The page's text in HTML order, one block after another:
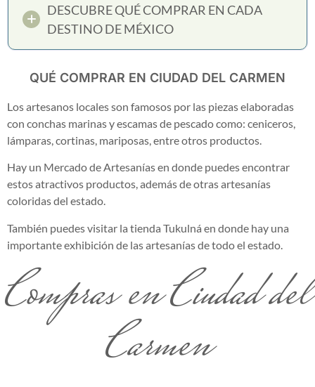
DESCUBRE QUÉ COMPRAR EN CADA
DESTINO DE MÉXICO
QUÉ COMPRAR EN CIUDAD DEL CARMEN
Los artesanos locales son famosos por las piezas elaboradas
con conchas marinas y escamas de pescado como: ceniceros,
lámparas, cortinas, mariposas, entre otros productos.
Hay un Mercado de Artesanías en donde puedes encontrar
estos atractivos productos, además de otras artesanías
coloridas del estado.
También puedes visitar la tienda Tukulná en donde hay una
importante exhibición de las artesanías de todo el estado.
Compras en Ciudad del
Carmen